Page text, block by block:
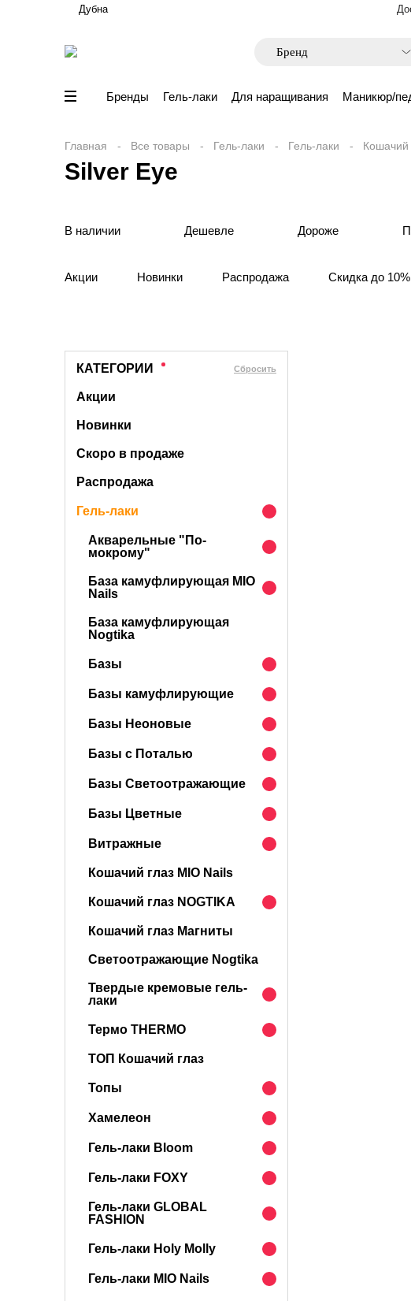
Дубна
Бренды Гель-лаки Для наращивания Маникюр/
Главная Все товары Гель-лаки Гель-лаки Кошачий
Silver Eye
В наличии Дешевле Дороже
Акции Новинки Распродажа Скидка до 10%
КАТЕГОРИИ Cбросить
Акции
Новинки
Скоро в продаже
Распродажа
Гель-лаки
Акварельные "По-
мокрому"
База камуфлирующая MIO
Nails
База камуфлирующая
Nogtika
Базы
Базы камуфлирующие
Базы Неоновые
Базы с Поталью
Базы Светоотражающие
Базы Цветные
Витражные
Кошачий глаз MIO Nails
Кошачий глаз NOGTIKA
Кошачий глаз Магниты
Светоотражающие Nogtika
Твердые кремовые гель-
лаки
Термо THERMO
ТОП Кошачий глаз
Топы
Хамелеон
Гель-лаки Bloom
Гель-лаки FOXY
Гель-лаки GLOBAL
FASHION
Гель-лаки Holy Molly
Гель-лаки MIO Nails